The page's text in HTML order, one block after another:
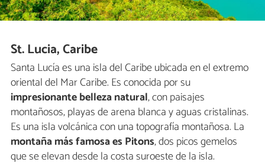
St. Lucia, Caribe
Santa Lucía es una isla del Caribe ubicada en el extremo
oriental del Mar Caribe. Es conocida por su
impresionante belleza natural, con paisajes
montañosos, playas de arena blanca y aguas cristalinas.
Es una isla volcánica con una topografía montañosa. La
montaña más famosa es Pitons, dos picos gemelos
que se elevan desde la costa suroeste de la isla.